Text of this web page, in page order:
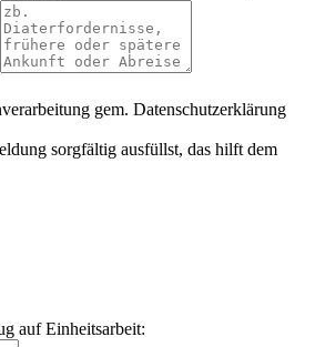
gem. Datenschutzerklärung
sorgfältig ausfüllst, das hilft dem
auf Einheitsarbeit: